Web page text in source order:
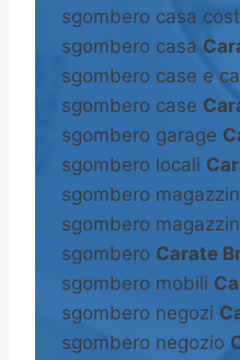
sgombero casa
sgombero casa
sgombero case e
sgombero case
sgombero garage
sgombero locali
sgombero
sgombero
sgombero Carate
sgombero mobili
sgombero negozi
sgombero negozio